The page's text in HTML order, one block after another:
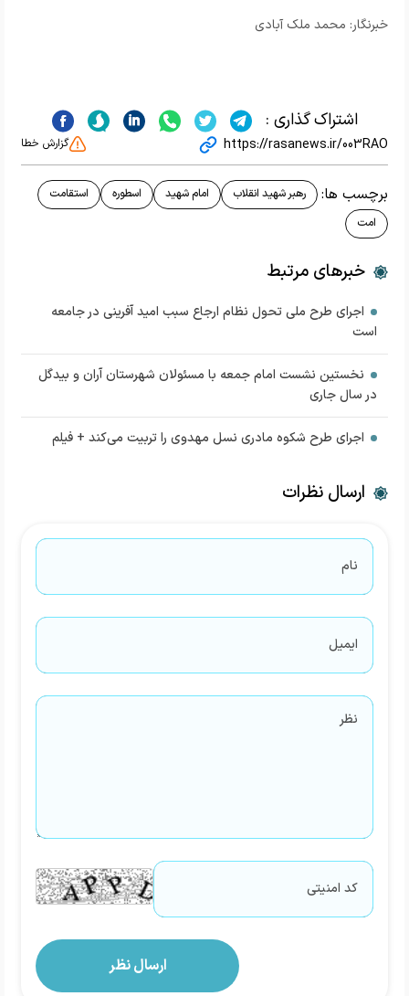
خبرنگار: محمد ملک آبادی
اشتراک گذاری :
https://rasanews.ir/003RAO گزارش خطا
برچسب ها: رهبر شهید انقلاب امام شهید اسطوره
استقامت
امت
خبرهای مرتبط
اجرای طرح ملی تحول نظام ارجاع سبب امید آفرینی در جامعه
است
نخستین نشست امام جمعه با مسئولان شهرستان آران و بیدگل
در سال جاری
اجرای طرح شکوه مادری نسل مهدوی را تربیت می‌کند + فیلم
ارسال نظرات